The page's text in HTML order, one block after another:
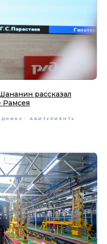
рассказал
Рамсея
АБИТУРИЕНТУ